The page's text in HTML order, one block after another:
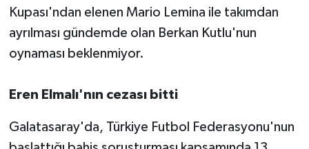
Kupası'ndan elenen Mario Lemina ile takımdan
ayrılması gündemde olan Berkan Kutlu'nun
oynaması beklenmiyor.
Eren Elmalı'nın cezası bitti
Galatasaray'da, Türkiye Futbol Federasyonu'nun